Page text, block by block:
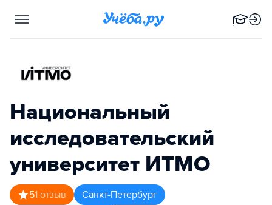
Национальный
исследовательский
университет ИТМО
51 отзыв
Санкт-Петербург